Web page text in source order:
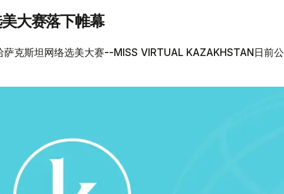
大赛落下帷幕
萨克斯坦网络选美大赛--MISS VIRTUAL KAZAKHSTAN日前公